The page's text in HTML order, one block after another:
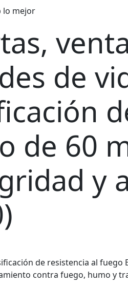
lo mejor
de
de 60
y
de resistencia al
contra fuego, humo y